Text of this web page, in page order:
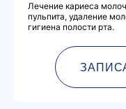
Лечение кариеса
пульпита, удаление
гигиена полости рта.